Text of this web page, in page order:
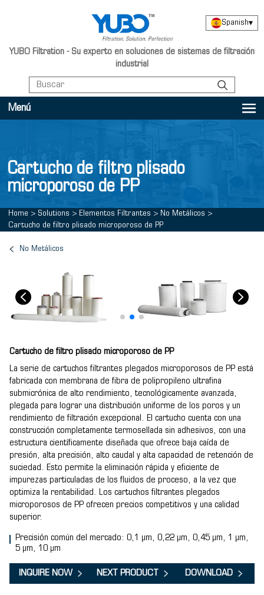
YUBO Filtration - Su experto en soluciones de sistemas de filtración
industrial
Spanish▾
Menú
Cartucho de filtro plisado
microporoso de PP
Home > Solutions > Elementos Filtrantes > No Metálicos >
Cartucho de filtro plisado microporoso de PP
No Metálicos
Cartucho de filtro plisado microporoso de PP
La serie de cartuchos filtrantes plegados microporosos de PP está
fabricada con membrana de fibra de polipropileno ultrafina
submicrónica de alto rendimiento, tecnológicamente avanzada,
plegada para lograr una distribución uniforme de los poros y un
rendimiento de filtración excepcional. El cartucho cuenta con una
construcción completamente termosellada sin adhesivos, con una
estructura científicamente diseñada que ofrece baja caída de
presión, alta precisión, alto caudal y alta capacidad de retención de
suciedad. Esto permite la eliminación rápida y eficiente de
impurezas particuladas de los fluidos de proceso, a la vez que
optimiza la rentabilidad. Los cartuchos filtrantes plegados
microporosos de PP ofrecen precios competitivos y una calidad
superior.
Precisión común del mercado: 0,1 μm, 0,22 μm, 0,45 μm, 1 μm,
5 μm, 10 μm
INQUIRE NOW NEXT PRODUCT DOWNLOAD